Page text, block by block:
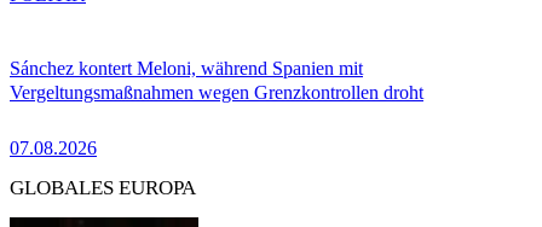
Sánchez kontert Meloni, während Spanien mit
Vergeltungsmaßnahmen wegen Grenzkontrollen droht
07.08.2026
GLOBALES EUROPA